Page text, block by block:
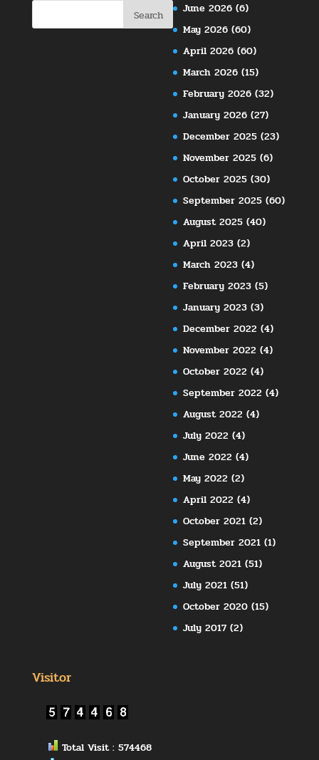
June 2026 (6)
May 2026 (60)
April 2026 (60)
March 2026 (15)
February 2026 (32)
January 2026 (27)
December 2025 (23)
November 2025 (6)
October 2025 (30)
September 2025 (60)
August 2025 (40)
April 2023 (2)
March 2023 (4)
February 2023 (5)
January 2023 (3)
December 2022 (4)
November 2022 (4)
October 2022 (4)
September 2022 (4)
August 2022 (4)
July 2022 (4)
June 2022 (4)
May 2022 (2)
April 2022 (4)
October 2021 (2)
September 2021 (1)
August 2021 (51)
July 2021 (51)
October 2020 (15)
July 2017 (2)
Visitor
Total Visit : 574468